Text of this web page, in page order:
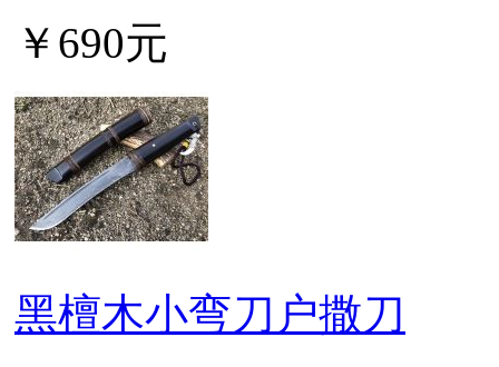
￥690元
黑檀木小弯刀户撒刀